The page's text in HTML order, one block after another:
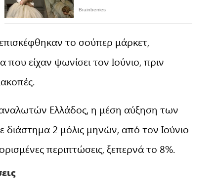
το σούπερ μάρκετ,
είχαν ψωνίσει τον Ιούνιο, πριν
Ελλάδος, η μέση αύξηση των
2 μόλις μηνών, από τον Ιούνιο
περιπτώσεις, ξεπερνά το 8%.